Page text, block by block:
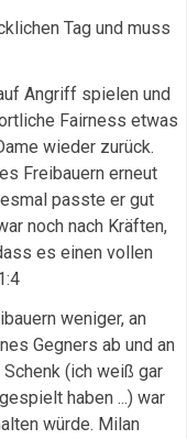
Tag und muss
Angriff spielen und
Fairness etwas
wieder zurück.
Freibauern erneut
passte er gut
noch nach Kräften,
es einen vollen
weniger, an
Gegners ab und an
(ich weiß gar
haben ...) war
würde. Milan